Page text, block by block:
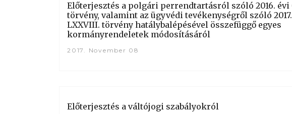
Előterjesztés a polgári perrendtartásról szóló 2016. évi
törvény, valamint az ügyvédi tevékenységről szóló
LXXVIII. törvény hatálybalépésével összefüggő egyes
kormányrendeletek módosításáról
2017. November 08
Előterjesztés a váltójogi szabályokról